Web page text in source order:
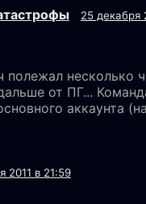
25 декабря
полежал несколько
от ПГ...
аккаунта
2011 в 21:59